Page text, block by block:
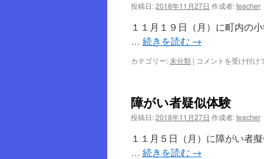
ツ
投稿日:2018年11月27日 作成者:teacher
１１月１９日（月）に町内の
… 続きを読む →
カテゴリー:未分類 | わ
登
校
デ
ー
は
コメントを受け付け
障がい者疑似体験
投稿日:2018年11月27日 作成者:teacher
１１月５日（月）に障がい者
… 続きを読む →